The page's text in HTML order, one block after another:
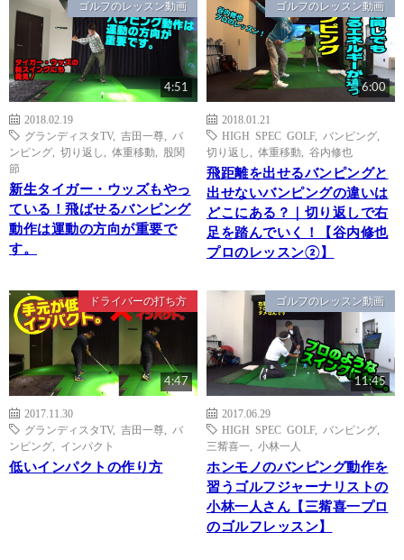
ゴルフのレッスン動画
4:51
2018.02.19
グランディスタTV, 吉田一尊
バ
ンピング
切り返し 体重移動
股関
節
新生タイガー・ウッズもやっ
ている！飛ばせるバンピング
動作は運動の方向が重要で
す。
ゴルフのレッスン動画
6:00
2018.01.21
HIGH SPEC GOLF, バンピング
切り返し
体重移動 谷内修也
飛距離を出せるバンピングと
出せないバンピングの違いは
どこにある？｜切り返しで右
足を踏んでいく！【谷内修也
プロのレッスン②】
ドライバーの打ち方
4:47
2017.11.30
グランディスタTV, 吉田一尊
バ
ンピング
インパクト
低いインパクトの作り方
ゴルフのレッスン動画
11:45
2017.06.29
HIGH SPEC GOLF, バンピング
三觜喜一
小林一人
ホンモノのバンピング動作を
習うゴルフジャーナリストの
小林一人さん【三觜喜一プロ
のゴルフレッスン】